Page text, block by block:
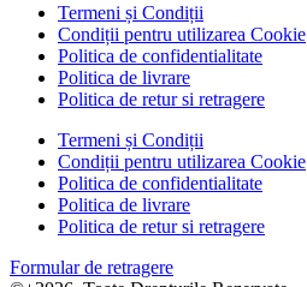
Termeni și Condiții
Condiții pentru utilizarea Cookie
Politica de confidentialitate
Politica de livrare
Politica de retur si retragere
Termeni și Condiții
Condiții pentru utilizarea Cookie
Politica de confidentialitate
Politica de livrare
Politica de retur si retragere
Formular de retragere